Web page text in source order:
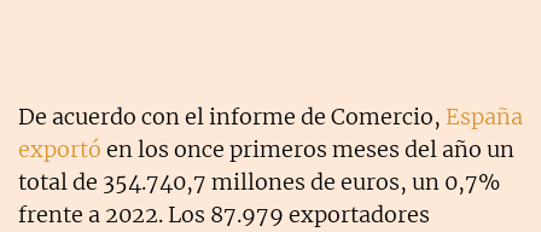
De acuerdo con el informe de Comercio, España
exportó en los once primeros meses del año un
total de 354.740,7 millones de euros, un 0,7%
frente a 2022. Los 87.979 exportadores